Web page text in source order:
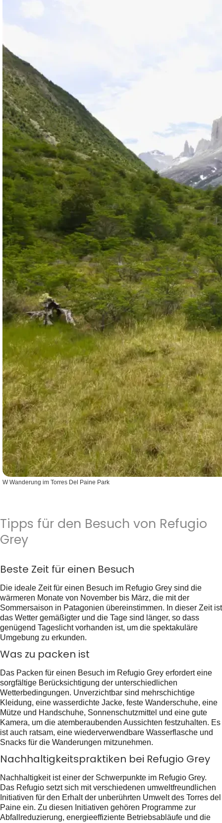
W Wanderung im Torres Del Paine Park
Tipps für den Besuch von Refugio
Grey
Beste Zeit für einen Besuch
Die ideale Zeit für einen Besuch im Refugio Grey sind die
wärmeren Monate von November bis März, die mit der
Sommersaison in Patagonien übereinstimmen. In dieser Zeit ist
das Wetter gemäßigter und die Tage sind länger, so dass
genügend Tageslicht vorhanden ist, um die spektakuläre
Umgebung zu erkunden.
Was zu packen ist
Das Packen für einen Besuch im Refugio Grey erfordert eine
sorgfältige Berücksichtigung der unterschiedlichen
Wetterbedingungen. Unverzichtbar sind mehrschichtige
Kleidung, eine wasserdichte Jacke, feste Wanderschuhe, eine
Mütze und Handschuhe, Sonnenschutzmittel und eine gute
Kamera, um die atemberaubenden Aussichten festzuhalten. Es
ist auch ratsam, eine wiederverwendbare Wasserflasche und
Snacks für die Wanderungen mitzunehmen.
Nachhaltigkeitspraktiken bei Refugio Grey
Nachhaltigkeit ist einer der Schwerpunkte im Refugio Grey.
Das Refugio setzt sich mit verschiedenen umweltfreundlichen
Initiativen für den Erhalt der unberührten Umwelt des Torres del
Paine ein. Zu diesen Initiativen gehören Programme zur
Abfallreduzierung, energieeffiziente Betriebsabläufe und die